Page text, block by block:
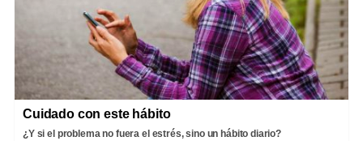
Cuidado con este hábito
¿Y si el problema no fuera el estrés, sino un hábito diario?